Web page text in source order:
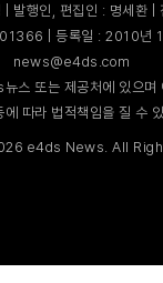
| 발행인, 편집인 : 명세
01366 | 등록일 : 2010년
news@e4ds.com
스 또는 제공처에 있으며
에 따라 법적책임을 질 수
e4ds News. All